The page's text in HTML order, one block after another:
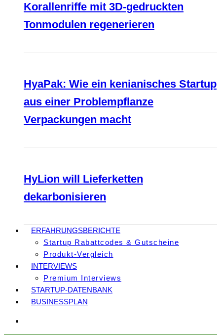
Korallenriffe mit 3D-gedruckten
Tonmodulen regenerieren
HyaPak: Wie ein kenianisches Startup
aus einer Problempflanze
Verpackungen macht
HyLion will Lieferketten
dekarbonisieren
ERFAHRUNGSBERICHTE
Startup Rabattcodes & Gutscheine
Produkt-Vergleich
INTERVIEWS
Premium Interviews
STARTUP-DATENBANK
BUSINESSPLAN